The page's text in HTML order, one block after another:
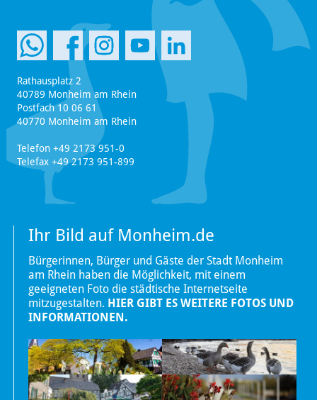
Rathausplatz 2
40789 Monheim am Rhein
Postfach 10 06 61
40770 Monheim am Rhein
Telefon +49 2173 951-0
Telefax +49 2173 951-899
Ihr Bild auf Monheim.de
Bürgerinnen, Bürger und Gäste der Stadt Monheim
am Rhein haben die Möglichkeit, mit einem
geeigneten Foto die städtische Internetseite
mitzugestalten. HIER GIBT ES WEITERE FOTOS UND
INFORMATIONEN.